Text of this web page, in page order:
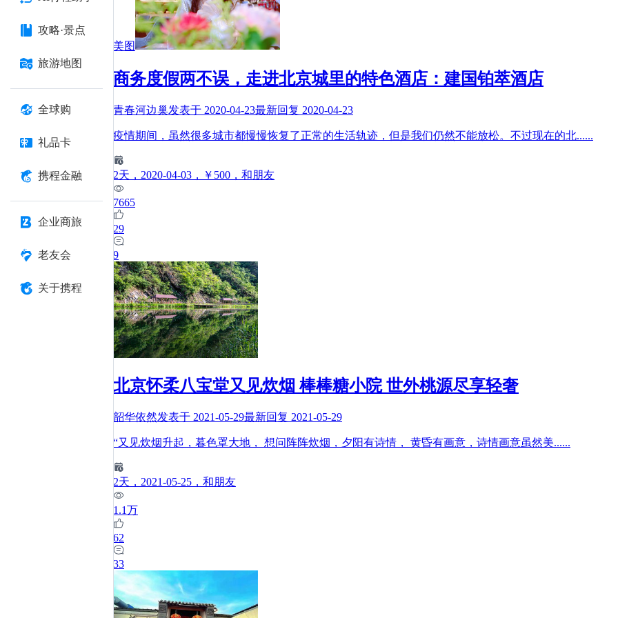
攻略·景点
旅游地图
全球购
礼品卡
携程金融
企业商旅
老友会
关于携程
美图
商务度假两不误，走进北京城里的特色酒店：建国铂萃酒店
青春河边巢发表于 2020-04-23最新回复 2020-04-23
疫情期间，虽然很多城市都慢慢恢复了正常的生活轨迹，但是我们仍然不能放松。不过现在的北......
2天 ，2020-04-03 ，￥500 ，和朋友
7665
29
9
北京怀柔八宝堂又见炊烟 棒棒糖小院 世外桃源尽享轻奢
韶华依然发表于 2021-05-29最新回复 2021-05-29
“又见炊烟升起，暮色罩大地， 想问阵阵炊烟，夕阳有诗情， 黄昏有画意，诗情画意虽然美......
2天 ，2021-05-25 ，和朋友
1.1万
62
33